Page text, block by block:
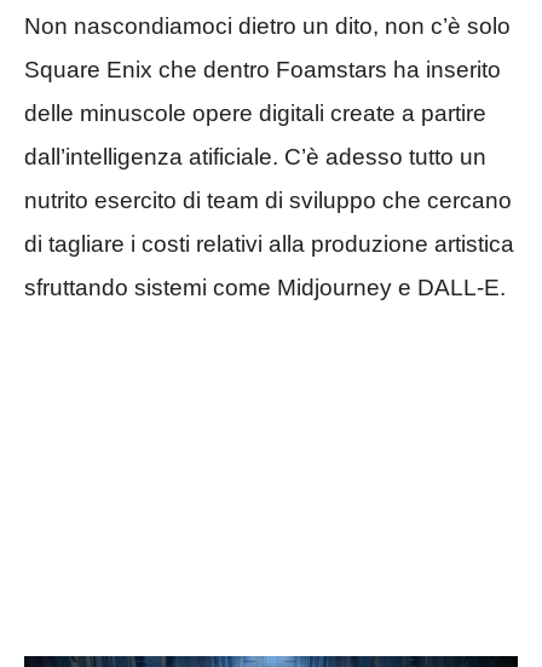
Non nascondiamoci dietro un dito, non c’è solo
Square Enix che dentro Foamstars ha inserito
delle minuscole opere digitali create a partire
dall’intelligenza atificiale. C’è adesso tutto un
nutrito esercito di team di sviluppo che cercano
di tagliare i costi relativi alla produzione artistica
sfruttando sistemi come Midjourney e DALL-E.